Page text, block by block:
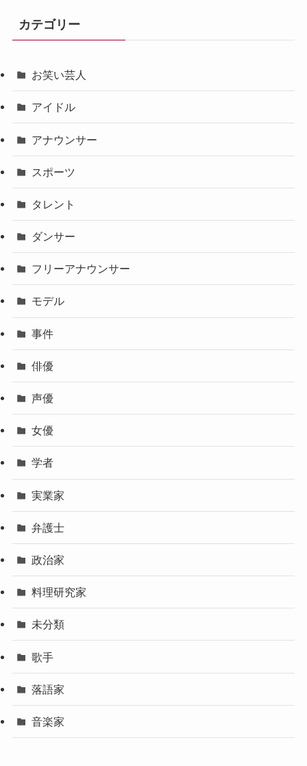
カテゴリー
お笑い芸人
アイドル
アナウンサー
スポーツ
タレント
ダンサー
フリーアナウンサー
モデル
事件
俳優
声優
女優
学者
実業家
弁護士
政治家
料理研究家
未分類
歌手
落語家
音楽家